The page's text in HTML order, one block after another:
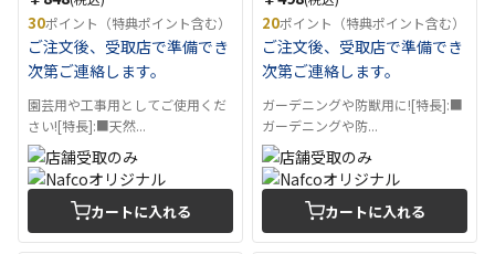
30ポイント（特典ポイント含む）
ご注文後、受取店で準備でき
次第ご連絡します。
園芸用や工事用としてご使用くだ
さい![特長]:■天然...
カートに入れる
20ポイント（特典ポイント含む）
ご注文後、受取店で準備でき
次第ご連絡します。
ガーデニングや防獣用に![特長]:■
ガーデニングや防...
カートに入れる